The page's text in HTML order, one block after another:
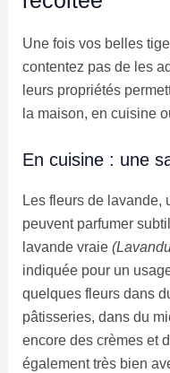
Une fois vos belles
contentez pas de les
leurs propriétés
la maison, en cuisine
En cuisine : une
Les fleurs de lavande,
peuvent parfumer
lavande vraie
indiquée pour un
quelques fleurs dans
pâtisseries, dans du
encore des crèmes et
également très bien